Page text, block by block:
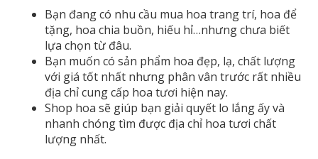
Bạn đang có nhu cầu mua hoa trang trí, hoa để
tặng, hoa chia buồn, hiếu hỉ…nhưng chưa biết
lựa chọn từ đâu.
Bạn muốn có sản phẩm hoa đẹp, lạ, chất lượng
với giá tốt nhất nhưng phân vân trước rất nhiều
địa chỉ cung cấp hoa tươi hiện nay.
Shop hoa sẽ giúp bạn giải quyết lo lắng ấy và
nhanh chóng tìm được địa chỉ hoa tươi chất
lượng nhất.